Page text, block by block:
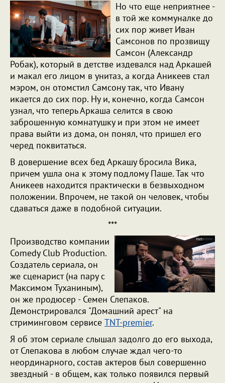
Но что еще неприятнее -
в той же коммуналке до
сих пор живет Иван
Самсонов по прозвищу
Самсон (Александр
Робак), который в детстве издевался над Аркашей
и макал его лицом в унитаз, а когда Аникеев стал
мэром, он отомстил Самсону так, что Ивану
икается до сих пор. Ну и, конечно, когда Самсон
узнал, что теперь Аркаша селится в свою
заброшенную комнатушку и при этом не имеет
права выйти из дома, он понял, что пришел его
черед поквитаться.
В довершение всех бед Аркашу бросила Вика,
причем ушла она к этому подлому Паше. Так что
Аникеев находится практически в безвыходном
положении. Впрочем, не такой он человек, чтобы
сдаваться даже в подобной ситуации.
***
Производство компании
Comedy Club Production.
Создатель сериала, он
же сценарист (на пару с
Максимом Туханиным),
он же продюсер - Семен Слепаков.
Демонстрировался "Домашний арест" на
стриминговом сервисе TNT-premier.
Я об этом сериале слышал задолго до его выхода,
от Слепакова в любом случае ждал чего-то
неординарного, состав актеров был совершенно
звездный - в общем, как только появился первый